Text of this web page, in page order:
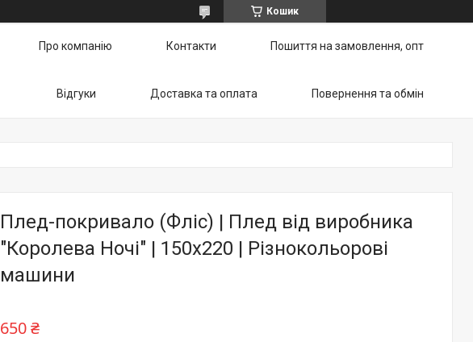
Кошик
Про компанію Контакти Пошиття на замовлення, опт
Відгуки Доставка та оплата Повернення та обмін
Плед-покривало (Фліс) | Плед від виробника
"Королева Ночі" | 150х220 | Різнокольорові
машини
650 ₴